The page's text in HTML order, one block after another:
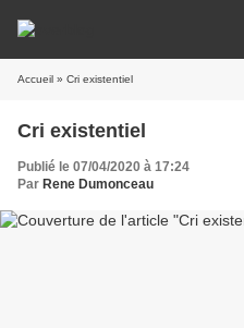
Accueil » Cri existentiel
Cri existentiel
Publié le 07/04/2020 à 17:24
Par Rene Dumonceau